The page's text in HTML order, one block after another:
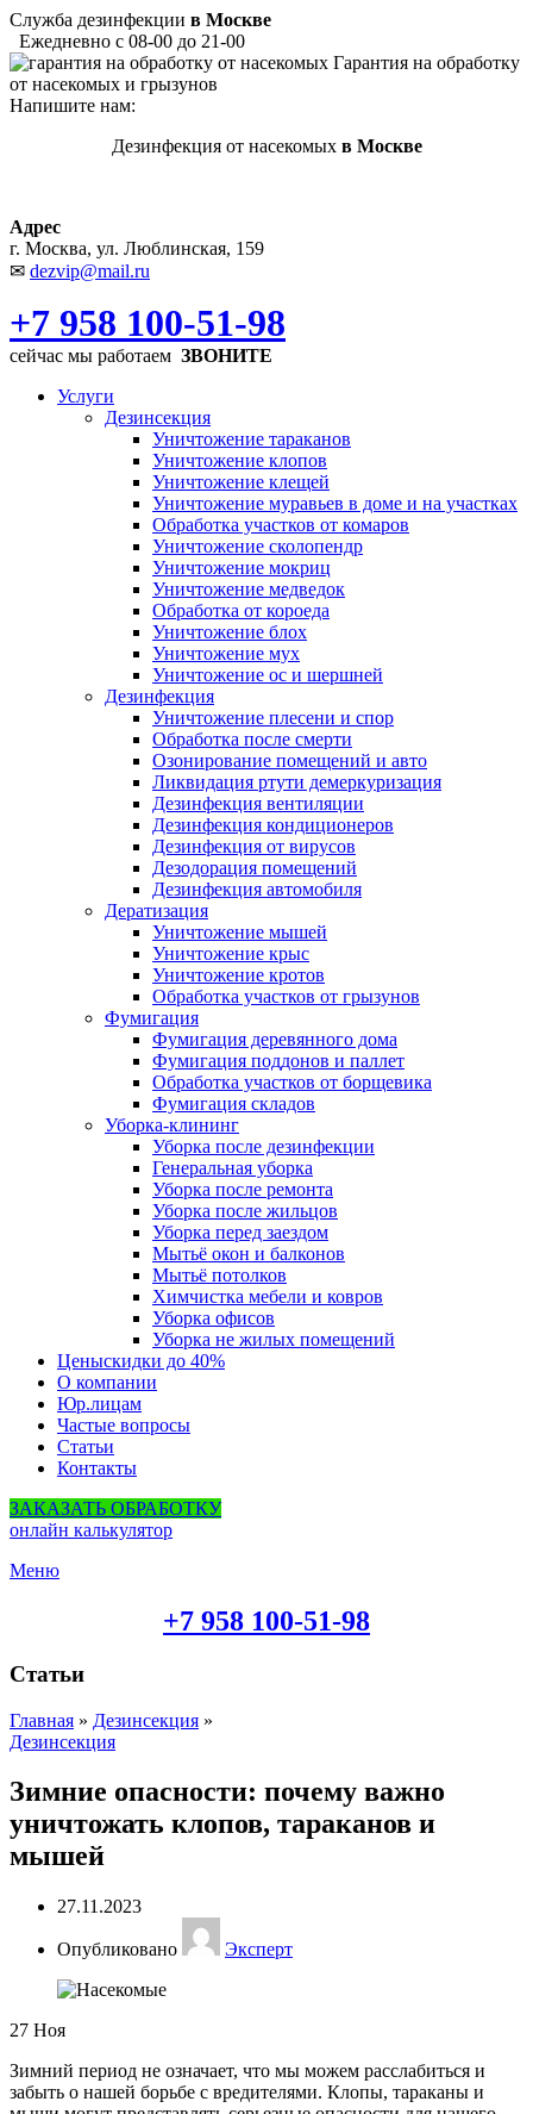
Служба дезинфекции в Москве
Ежедневно с 08-00 до 21-00
Гарантия на обработку
от насекомых и грызунов
Напишите нам:
Дезинфекция от насекомых в Москве
Адрес
г. Москва, ул. Люблинская, 159
✉ dezvip@mail.ru
+7 958 100-51-98
сейчас мы работаем ЗВОНИТЕ
Услуги
Дезинсекция
Уничтожение тараканов
Уничтожение клопов
Уничтожение клещей
Уничтожение муравьев в доме и на участках
Обработка участков от комаров
Уничтожение сколопендр
Уничтожение мокриц
Уничтожение медведок
Обработка от короеда
Уничтожение блох
Уничтожение мух
Уничтожение ос и шершней
Дезинфекция
Уничтожение плесени и спор
Обработка после смерти
Озонирование помещений и авто
Ликвидация ртути демеркуризация
Дезинфекция вентиляции
Дезинфекция кондиционеров
Дезинфекция от вирусов
Дезодорация помещений
Дезинфекция автомобиля
Дератизация
Уничтожение мышей
Уничтожение крыс
Уничтожение кротов
Обработка участков от грызунов
Фумигация
Фумигация деревянного дома
Фумигация поддонов и паллет
Обработка участков от борщевика
Фумигация складов
Уборка-клининг
Уборка после дезинфекции
Генеральная уборка
Уборка после ремонта
Уборка после жильцов
Уборка перед заездом
Мытьё окон и балконов
Мытьё потолков
Химчистка мебели и ковров
Уборка офисов
Уборка не жилых помещений
Ценыскидки до 40%
О компании
Юр.лицам
Частые вопросы
Статьи
Контакты
ЗАКАЗАТЬ ОБРАБОТКУ
онлайн калькулятор
Меню
+7 958 100-51-98
Статьи
Главная » Дезинсекция »
Дезинсекция
Зимние опасности: почему важно
уничтожать клопов, тараканов и
мышей
27.11.2023
Опубликовано Эксперт
27 Ноя
Зимний период не означает, что мы можем расслабиться и
забыть о нашей борьбе с вредителями. Клопы, тараканы и